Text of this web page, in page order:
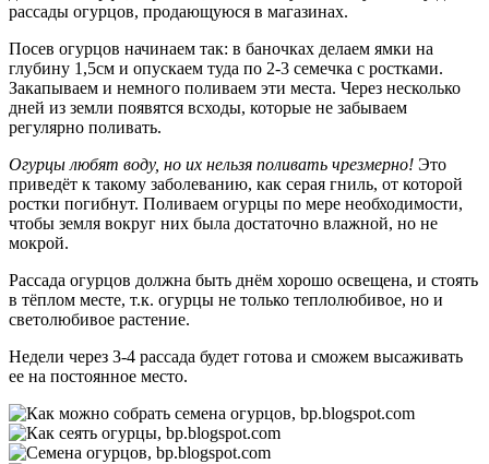
рассады огурцов, продающуюся в магазинах.
Посев огурцов начинаем так: в баночках делаем ямки на
глубину 1,5см и опускаем туда по 2-3 семечка с ростками.
Закапываем и немного поливаем эти места. Через несколько
дней из земли появятся всходы, которые не забываем
регулярно поливать.
Огурцы любят воду, но их нельзя поливать чрезмерно! Это
приведёт к такому заболеванию, как серая гниль, от которой
ростки погибнут. Поливаем огурцы по мере необходимости,
чтобы земля вокруг них была достаточно влажной, но не
мокрой.
Рассада огурцов должна быть днём хорошо освещена, и стоять
в тёплом месте, т.к. огурцы не только теплолюбивое, но и
светолюбивое растение.
Недели через 3-4 рассада будет готова и сможем высаживать
ее на постоянное место.